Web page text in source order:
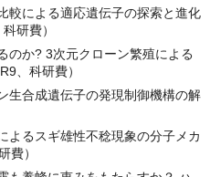
較による適応遺伝子の探索と進化
研費）
のか? 3次元クローン繁殖による
、科研費）
生合成遺伝子の発現制御機構の解
よるスギ雄性不稔現象の分子メカ
費）